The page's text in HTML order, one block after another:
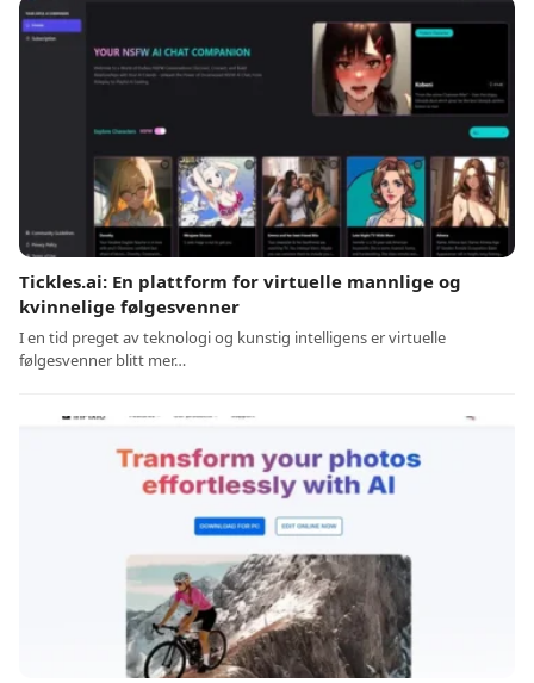
Tickles.ai: En plattform for virtuelle mannlige og
kvinnelige følgesvenner
I en tid preget av teknologi og kunstig intelligens er virtuelle
følgesvenner blitt mer…